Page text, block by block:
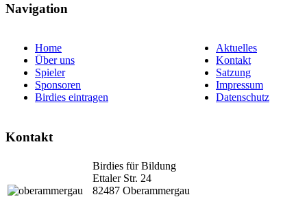
Navigation
Home
Über uns
Spieler
Sponsoren
Birdies eintragen
Aktuelles
Kontakt
Satzung
Impressum
Datenschutz
Kontakt
Birdies für Bildung
Ettaler Str. 24
82487 Oberammergau